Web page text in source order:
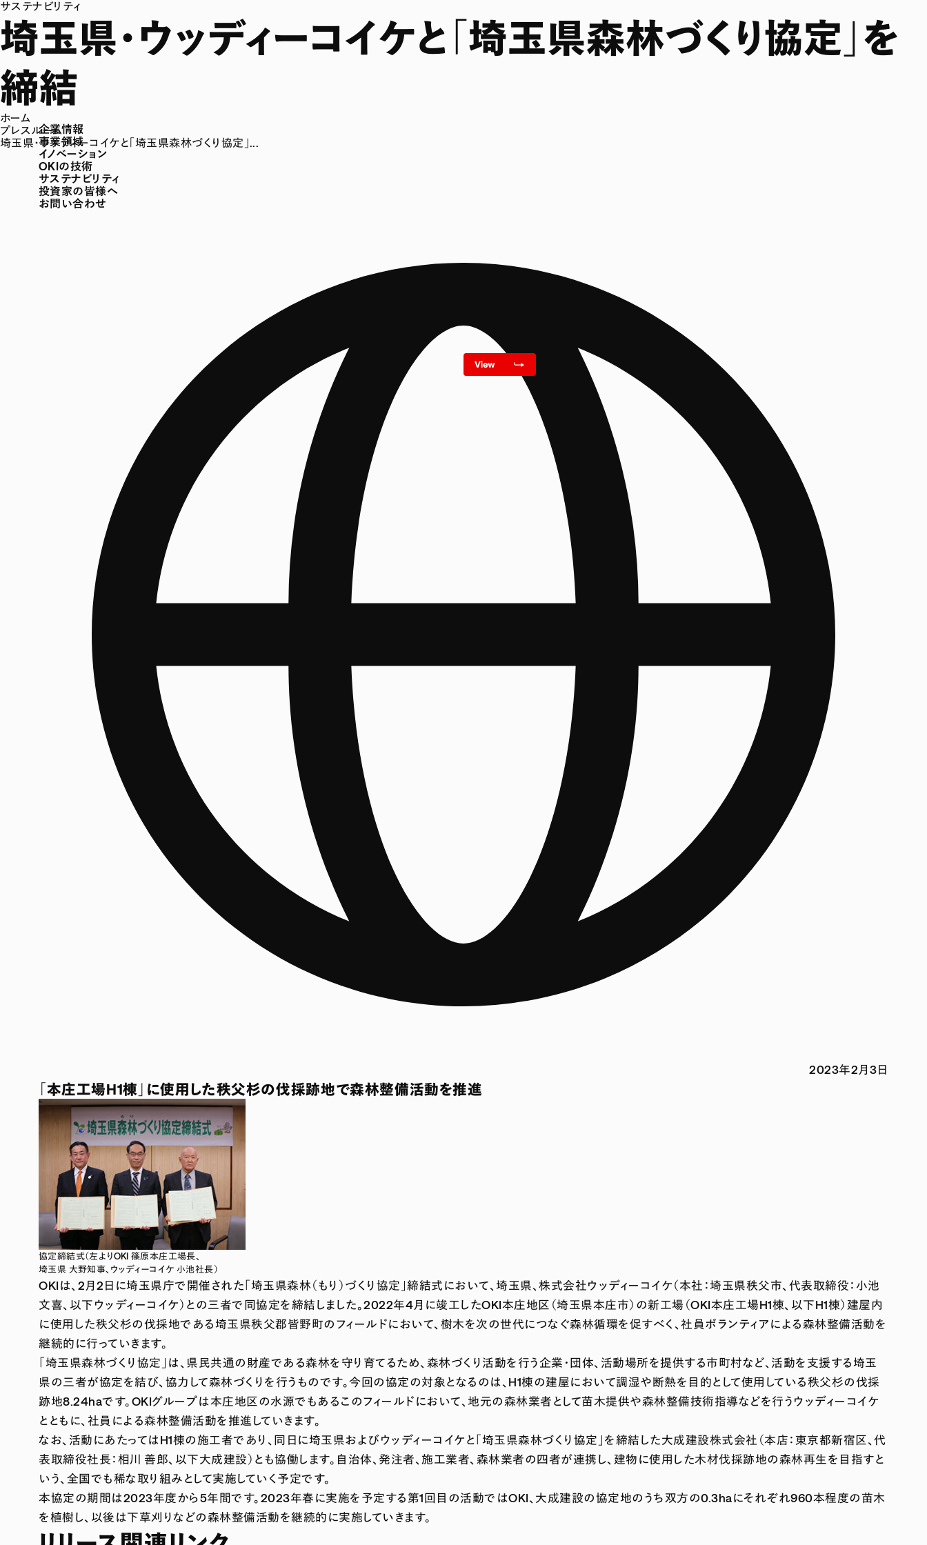
企業情報
事業領域
イノベーション
OKIの技術
サステナビリティ
投資家の皆様へ
お問い合わせ
サステナビリティ
埼玉県・ウッディーコイケと「埼玉県森林づくり協定」を
締結
ホーム
プレスルーム
埼玉県・ウッディーコイケと「埼玉県森林づくり協定」...
2023年2月3日
「本庄工場H1棟」に使用した秩父杉の伐採跡地で森林整備活動を推進
協定締結式（左よりOKI 篠原本庄工場長、
埼玉県 大野知事、ウッディーコイケ 小池社長）
OKIは、2月2日に埼玉県庁で開催された「埼玉県森林（もり）づくり協定」締結式において、埼玉県、株式会社ウッディーコイケ（本社：埼玉県秩父市、代表取締役：小池
文喜、以下ウッディーコイケ）との三者で同協定を締結しました。2022年4月に竣工したOKI本庄地区（埼玉県本庄市）の新工場（OKI本庄工場H1棟、以下H1棟）建屋内
に使用した秩父杉の伐採地である埼玉県秩父郡皆野町のフィールドにおいて、樹木を次の世代につなぐ森林循環を促すべく、社員ボランティアによる森林整備活動を
継続的に行っていきます。
「埼玉県森林づくり協定」は、県民共通の財産である森林を守り育てるため、森林づくり活動を行う企業・団体、活動場所を提供する市町村など、活動を支援する埼玉
県の三者が協定を結び、協力して森林づくりを行うものです。今回の協定の対象となるのは、H1棟の建屋において調湿や断熱を目的として使用している秩父杉の伐採
跡地8.24haです。OKIグループは本庄地区の水源でもあるこのフィールドにおいて、地元の森林業者として苗木提供や森林整備技術指導などを行うウッディーコイケ
とともに、社員による森林整備活動を推進していきます。
なお、活動にあたってはH1棟の施工者であり、同日に埼玉県およびウッディーコイケと「埼玉県森林づくり協定」を締結した大成建設株式会社（本店：東京都新宿区、代
表取締役社長：相川 善郎、以下大成建設）とも協働します。自治体、発注者、施工業者、森林業者の四者が連携し、建物に使用した木材伐採跡地の森林再生を目指すと
いう、全国でも稀な取り組みとして実施していく予定です。
本協定の期間は2023年度から5年間です。2023年春に実施を予定する第1回目の活動ではOKI、大成建設の協定地のうち双方の0.3haにそれぞれ960本程度の苗木
を植樹し、以後は下草刈りなどの森林整備活動を継続的に実施していきます。